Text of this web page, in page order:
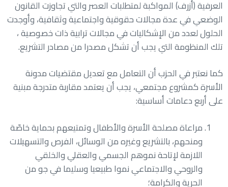
العرفية (أزرف) المواكبة لمتطلبات العصر والتي تجاوزت القانون
الوضعي في عدة مجالات حقوقية واجتماعية وثقافية، وأوجدت
الحلول لعدد من الإشكاليات في مجالات ترابية ذات خصوصية ،
تلك المنظومة التي يجب أن تشكل مصدرا من مصادر التشريع.
كما نعتبر في الحزب أن التعامل مع تعديل مقتضيات مدونة
الأسرة كمشروع مجتمعي، يجب أن يعتمد مقاربة متدرجة مبنية
على أربع دعامات أساسية:
مراعاة مصلحة الأسرة والأطفال وتمتيعهم بحماية خاصّة
ومنحهم، بالتشريع وغيره من الوسائل، الفرص والتسهيلات
اللازمة لإتاحة نموهم الجسمي والعقلي والخلقي
والروحي والاجتماعي نموا طبيعيا وسليما في جو من
الحرية والكرامة؛